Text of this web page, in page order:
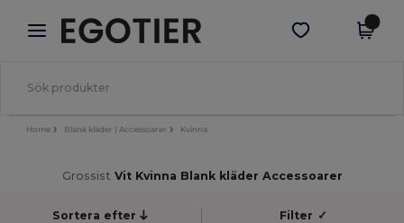
× Egotier-app
Bättre priser i appen!
Hämta app
Home Blank kläder | Accessoarer Kvinna
Grossist Vit Kvinna Blank kläder Accessoarer
Sortera efter Filter ✓